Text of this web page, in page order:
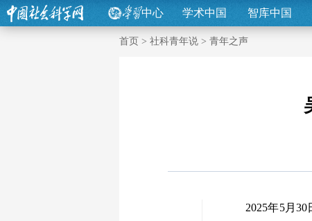
中心 学术中国 智库中国
首页 > 社科青年说 > 青年之声
2025年5月30日